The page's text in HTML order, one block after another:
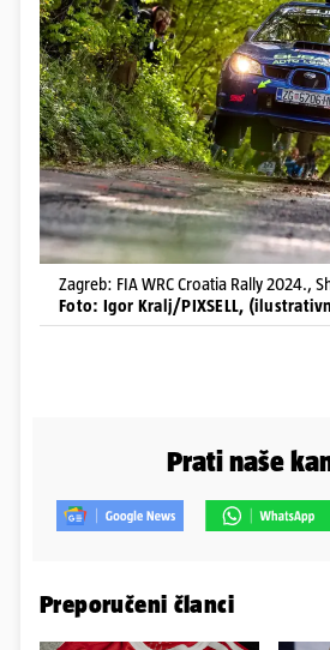
Zagreb: FIA WRC Croatia Rally 2024.,
Foto: Igor Kralj/PIXSELL,
Prati naše
Preporučeni članci